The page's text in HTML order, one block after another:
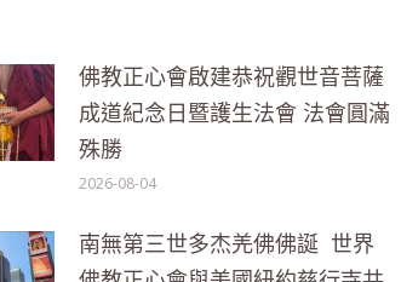
佛教正心會啟建恭祝觀世音菩薩
成道紀念日暨護生法會 法會圓滿
殊勝
2026-08-04
南無第三世多杰羌佛佛誕 世界